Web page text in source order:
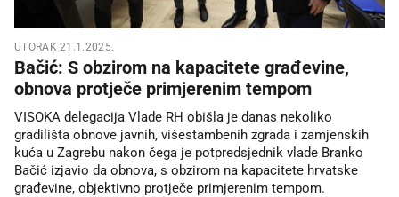
UTORAK 21.1.2025.
Bačić: S obzirom na kapacitete građevine,
obnova protječe primjerenim tempom
VISOKA delegacija Vlade RH obišla je danas nekoliko
gradilišta obnove javnih, višestambenih zgrada i zamjenskih
kuća u Zagrebu nakon čega je potpredsjednik vlade Branko
Bačić izjavio da obnova, s obzirom na kapacitete hrvatske
građevine, objektivno protječe primjerenim tempom.